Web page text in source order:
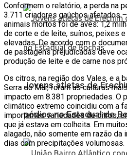
Jovens atletas de
pódios no Estadual de
Conformem o relatório, a perda na
3.711 criadores gaúchos afetados
animais mortos foi de aves: 1,2
de corte e de leite, suínos, peixes
elevadas. De acordo com o
de pastagens prejudicadas deve
produção de leite e de carne nos
Os citros, na região dos Vales, e a
Serra do Mar, foram as culturas
impacto em 8.381 propriedades. O
climático extremo coincidiu com a
importantes variedades de citros,
que já estava em colheita. Em
alagado, não somente em razão da
dias com precipitações volumosas.